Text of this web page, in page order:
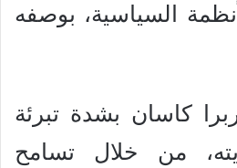
السياسية، بوصفه
كاسان بشدة تبرئة
من خلال تسامح